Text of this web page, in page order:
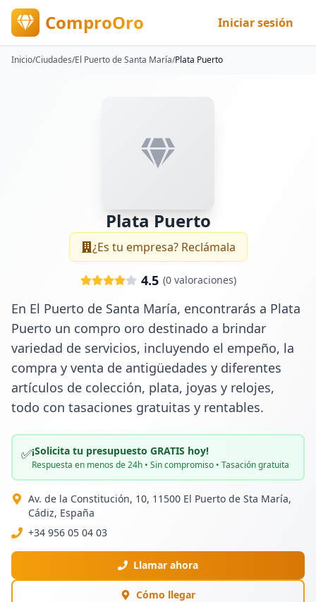
ComproOro Iniciar sesión
Inicio/Ciudades/El Puerto de Santa María/Plata Puerto
Plata Puerto
¿Es tu empresa? Reclámala
4.5 (0valoraciones)
En El Puerto de Santa María, encontrarás a Plata
Puerto un compro oro destinado a brindar
variedad de servicios, incluyendo el empeño, la
compra y venta de antigüedades y diferentes
artículos de colección, plata, joyas y relojes,
todo con tasaciones gratuitas y rentables.
✅¡Solicita tu presupuesto GRATIS hoy!
Respuesta en menos de 24h • Sin compromiso • Tasación gratuita
Av. de la Constitución, 10, 11500 El Puerto de Sta María,
Cádiz, España
+34 956 05 04 03
Llamar ahora
Cómo llegar